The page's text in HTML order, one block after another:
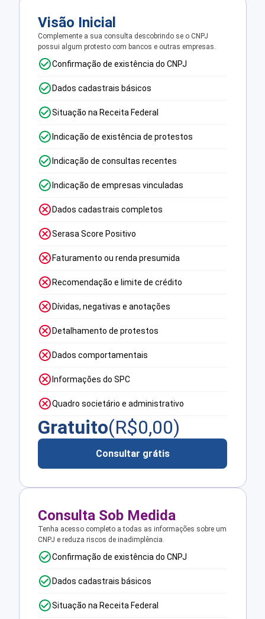
Visão Inicial
Complemente a sua consulta descobrindo se o CNPJ
possui algum protesto com bancos e outras empresas.
Confirmação de existência do CNPJ
Dados cadastrais básicos
Situação na Receita Federal
Indicação de existência de protestos
Indicação de consultas recentes
Indicação de empresas vinculadas
Dados cadastrais completos
Serasa Score Positivo
Faturamento ou renda presumida
Recomendação e limite de crédito
Dívidas, negativas e anotações
Detalhamento de protestos
Dados comportamentais
Informações do SPC
Quadro societário e administrativo
Gratuito(R$0,00)
Consultar grátis
Consulta Sob Medida
Tenha acesso completo a todas as informações sobre um
CNPJ e reduza riscos de inadimplência.
Confirmação de existência do CNPJ
Dados cadastrais básicos
Situação na Receita Federal